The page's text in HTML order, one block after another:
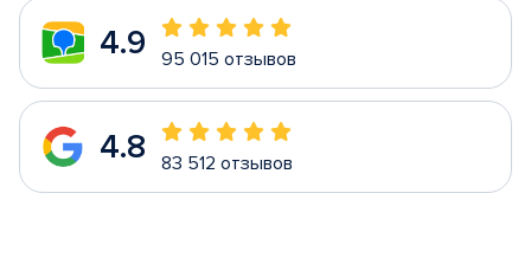
4.9 95 015 отзывов
4.8 83 512 отзывов